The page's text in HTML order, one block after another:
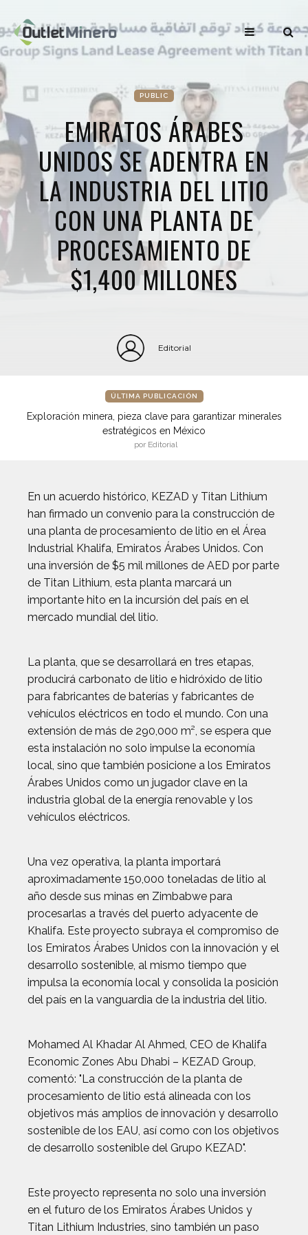
PUBLIC
EMIRATOS ÁRABES
UNIDOS SE ADENTRA EN
LA INDUSTRIA DEL LITIO
CON UNA PLANTA DE
PROCESAMIENTO DE
$1,400 MILLONES
Editorial
ÚLTIMA PUBLICACIÓN
Exploración minera, pieza clave para garantizar minerales
estratégicos en México
por Editorial
En un acuerdo histórico, KEZAD y Titan Lithium
han firmado un convenio para la construcción de
una planta de procesamiento de litio en el Área
Industrial Khalifa, Emiratos Árabes Unidos. Con
una inversión de $5 mil millones de AED por parte
de Titan Lithium, esta planta marcará un
importante hito en la incursión del país en el
mercado mundial del litio.
La planta, que se desarrollará en tres etapas,
producirá carbonato de litio e hidróxido de litio
para fabricantes de baterías y fabricantes de
vehículos eléctricos en todo el mundo. Con una
extensión de más de 290,000 m², se espera que
esta instalación no solo impulse la economía
local, sino que también posicione a los Emiratos
Árabes Unidos como un jugador clave en la
industria global de la energía renovable y los
vehículos eléctricos.
Una vez operativa, la planta importará
aproximadamente 150,000 toneladas de litio al
año desde sus minas en Zimbabwe para
procesarlas a través del puerto adyacente de
Khalifa. Este proyecto subraya el compromiso de
los Emiratos Árabes Unidos con la innovación y el
desarrollo sostenible, al mismo tiempo que
impulsa la economía local y consolida la posición
del país en la vanguardia de la industria del litio.
Mohamed Al Khadar Al Ahmed, CEO de Khalifa
Economic Zones Abu Dhabi – KEZAD Group,
comentó: "La construcción de la planta de
procesamiento de litio está alineada con los
objetivos más amplios de innovación y desarrollo
sostenible de los EAU, así como con los objetivos
de desarrollo sostenible del Grupo KEZAD".
Este proyecto representa no solo una inversión
en el futuro de los Emiratos Árabes Unidos y
Titan Lithium Industries, sino también un paso